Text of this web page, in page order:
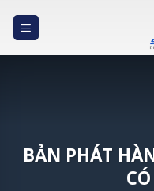
BẢN PHÁT